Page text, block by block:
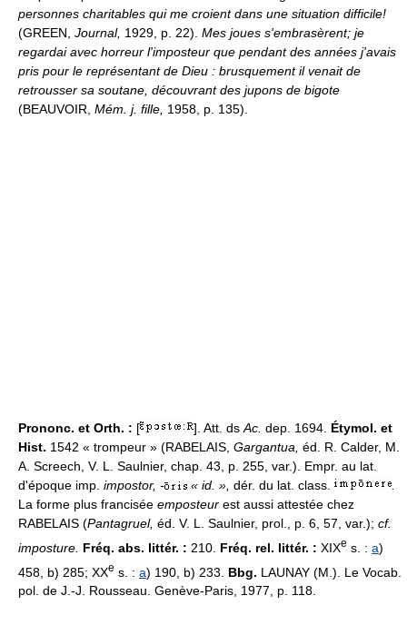
personnes charitables qui me croient dans une situation difficile!
(GREEN, Journal, 1929, p. 22). Mes joues s'embrasèrent; je
regardai avec horreur l'imposteur que pendant des années j'avais
pris pour le représentant de Dieu : brusquement il venait de
retrousser sa soutane, découvrant des jupons de bigote
(BEAUVOIR, Mém. j. fille, 1958, p. 135).
Prononc. et Orth. : [ ]. Att. ds Ac. dep. 1694. Étymol. et
Hist. 1542 « trompeur » (RABELAIS, Gargantua, éd. R. Calder, M.
A. Screech, V. L. Saulnier, chap. 43, p. 255, var.). Empr. au lat.
d'époque imp. impostor, - « id. », dér. du lat. class.
La forme plus francisée emposteur est aussi attestée chez
RABELAIS (Pantagruel, éd. V. L. Saulnier, prol., p. 6, 57, var.); cf.
imposture. Fréq. abs. littér. : 210. Fréq. rel. littér. : XIXe s. : a)
458, b) 285; XXe s. : a) 190, b) 233. Bbg. LAUNAY (M.). Le Vocab.
pol. de J.-J. Rousseau. Genève-Paris, 1977, p. 118.